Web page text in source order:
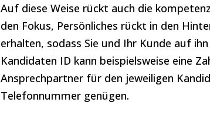
Auf diese Weise rückt auch die
den Fokus, Persönliches rückt in den
erhalten, sodass Sie und Ihr Kunde auf
Kandidaten ID kann beispielsweise eine
Ansprechpartner für den jeweiligen
Telefonnummer genügen.